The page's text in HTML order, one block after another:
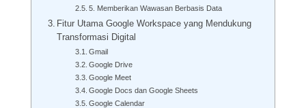
5. Memberikan Wawasan Berbasis Data
Fitur Utama Google Workspace yang Mendukung
Transformasi Digital
Gmail
Google Drive
Google Meet
Google Docs dan Google Sheets
Google Calendar